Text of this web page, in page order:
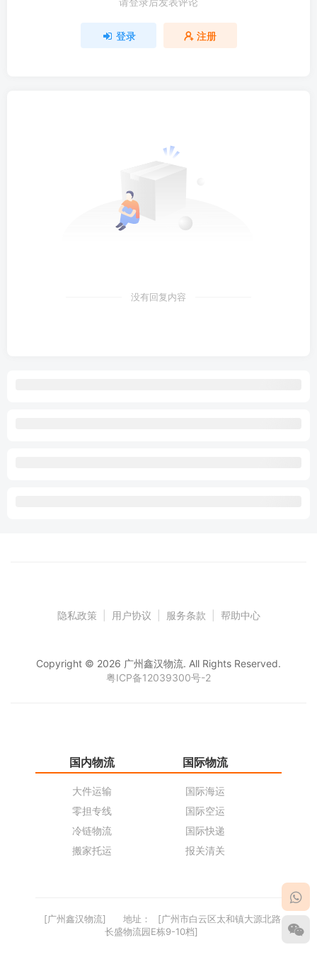
登录 注册
没有回复内容
隐私政策 用户协议 服务条款 帮助中心
Copyright © 2026 广州鑫汉物流. All Rights Reserved.
粤ICP备12039300号-2
国内物流
大件运输
零担专线
冷链物流
搬家托运
国际物流
国际海运
国际空运
国际快递
报关清关
[广州鑫汉物流] 地址：
[广州市白云区太和镇大源北路
长盛物流园E栋9-10档]